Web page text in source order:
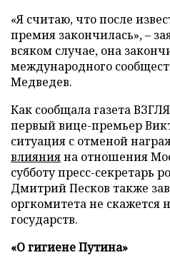
«Я считаю, что после
премия закончилась», –
всяком случае, она
международного
Медведев.
Как сообщала газета
первый вице-премьер
ситуация с отменой
влиянияна отношения
субботу пресс-секретарь
Дмитрий Песков также
оргкомитета не скажется
государств.
«О гигиене Путина»